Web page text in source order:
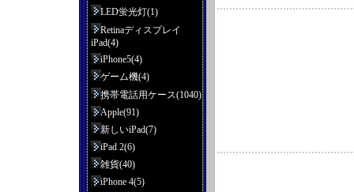
LED蛍光灯(1)
Retinaディスプレイ
iPad(4)
iPhone5(4)
ゲーム機(4)
携帯電話用ケース(1040)
Apple(91)
新しいiPad(7)
iPad 2(6)
雑貨(40)
iPhone 4(5)